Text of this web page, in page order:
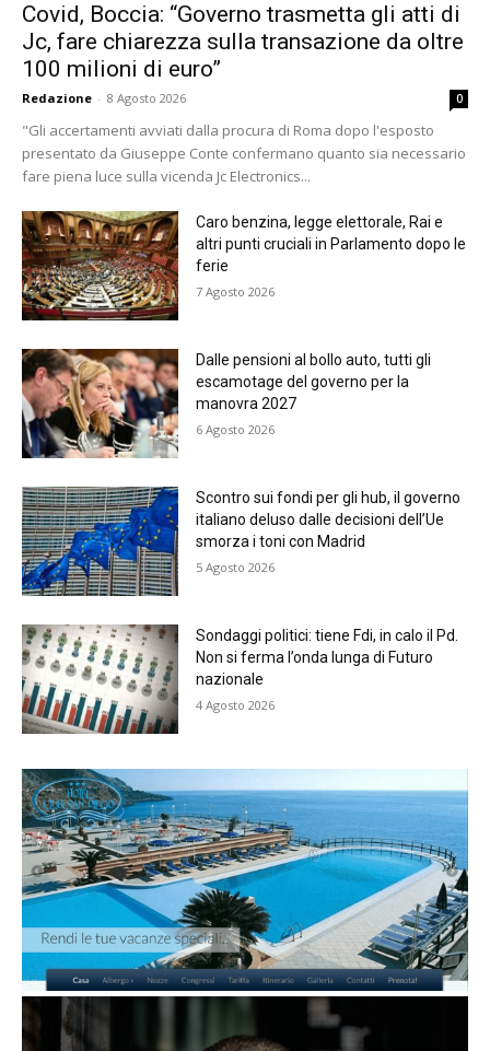
Covid, Boccia: “Governo trasmetta gli atti di
Jc, fare chiarezza sulla transazione da oltre
100 milioni di euro”
Redazione - 8 Agosto 2026 0
"Gli accertamenti avviati dalla procura di Roma dopo l'esposto
presentato da Giuseppe Conte confermano quanto sia necessario
fare piena luce sulla vicenda Jc Electronics...
Caro benzina, legge elettorale, Rai e
altri punti cruciali in Parlamento dopo le
ferie
7 Agosto 2026
Dalle pensioni al bollo auto, tutti gli
escamotage del governo per la
manovra 2027
6 Agosto 2026
Scontro sui fondi per gli hub, il governo
italiano deluso dalle decisioni dell’Ue
smorza i toni con Madrid
5 Agosto 2026
Sondaggi politici: tiene Fdi, in calo il Pd.
Non si ferma l’onda lunga di Futuro
nazionale
4 Agosto 2026